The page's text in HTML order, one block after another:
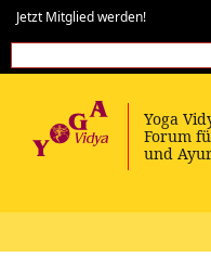
Jetzt Mitglied werden!